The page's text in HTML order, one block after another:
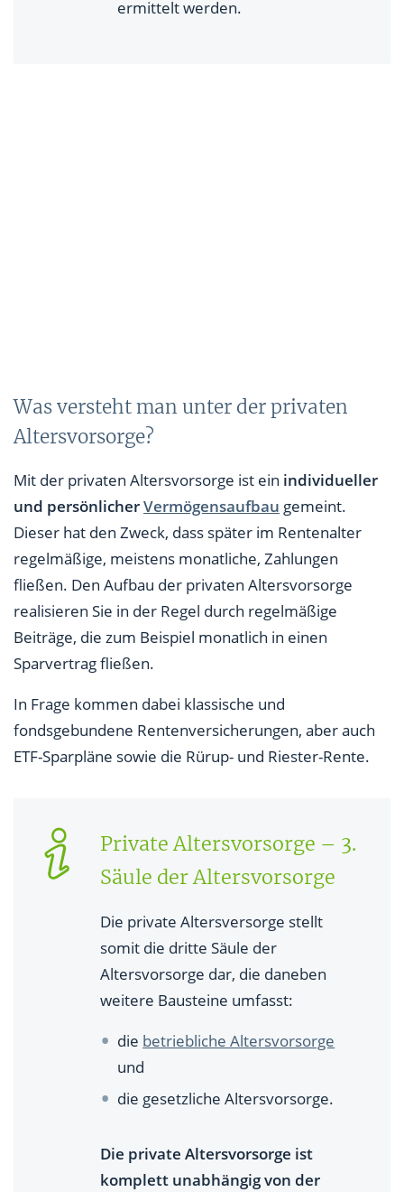
ermittelt werden.
Was versteht man unter der privaten
Altersvorsorge?
Mit der privaten Altersvorsorge ist ein individueller
und persönlicherVermögensaufbau gemeint.
Dieser hat den Zweck, dass später im Rentenalter
regelmäßige, meistens monatliche, Zahlungen
fließen. Den Aufbau der privaten Altersvorsorge
realisieren Sie in der Regel durch regelmäßige
Beiträge, die zum Beispiel monatlich in einen
Sparvertrag fließen.
In Frage kommen dabei klassische und
fondsgebundene Rentenversicherungen, aber auch
ETF-Sparpläne sowie die Rürup- und Riester-Rente.
Private Altersvorsorge – 3.
Säule der Altersvorsorge
Die private Altersversorge stellt
somit die dritte Säule der
Altersvorsorge dar, die daneben
weitere Bausteine umfasst:
die betriebliche Altersvorsorge
und
die gesetzliche Altersvorsorge.
Die private Altersvorsorge ist
komplett unabhängig von der